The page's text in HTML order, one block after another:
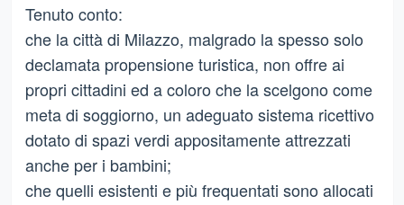
Tenuto conto:
che la città di Milazzo, malgrado la spesso solo
declamata propensione turistica, non offre ai
propri cittadini ed a coloro che la scelgono come
meta di soggiorno, un adeguato sistema ricettivo
dotato di spazi verdi appositamente attrezzati
anche per i bambini;
che quelli esistenti e più frequentati sono allocati